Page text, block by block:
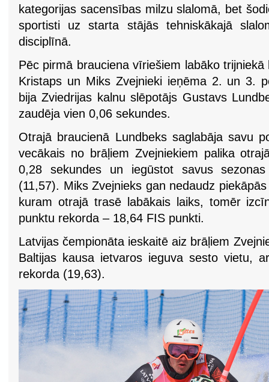
kategorijas sacensības milzu slalomā, bet
sportisti uz starta stājās tehniskākajā
disciplīnā.
Pēc pirmā brauciena vīriešiem labāko
Kristaps un Miks Zvejnieki ieņēma 2. un 3.
bija Zviedrijas kalnu slēpotājs Gustavs
zaudēja vien 0,06 sekundes.
Otrajā braucienā Lundbeks saglabāja savu
vecākais no brāļiem Zvejniekiem palika
0,28 sekundes un iegūstot savus
(11,57). Miks Zvejnieks gan nedaudz
kuram otrajā trasē labākais laiks, tomēr
punktu rekorda – 18,64 FIS punkti.
Latvijas čempionāta ieskaitē aiz brāļiem
Baltijas kausa ietvaros ieguva sesto vietu,
rekorda (19,63).